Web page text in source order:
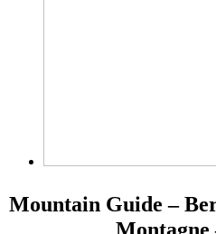
Mountain Guide –